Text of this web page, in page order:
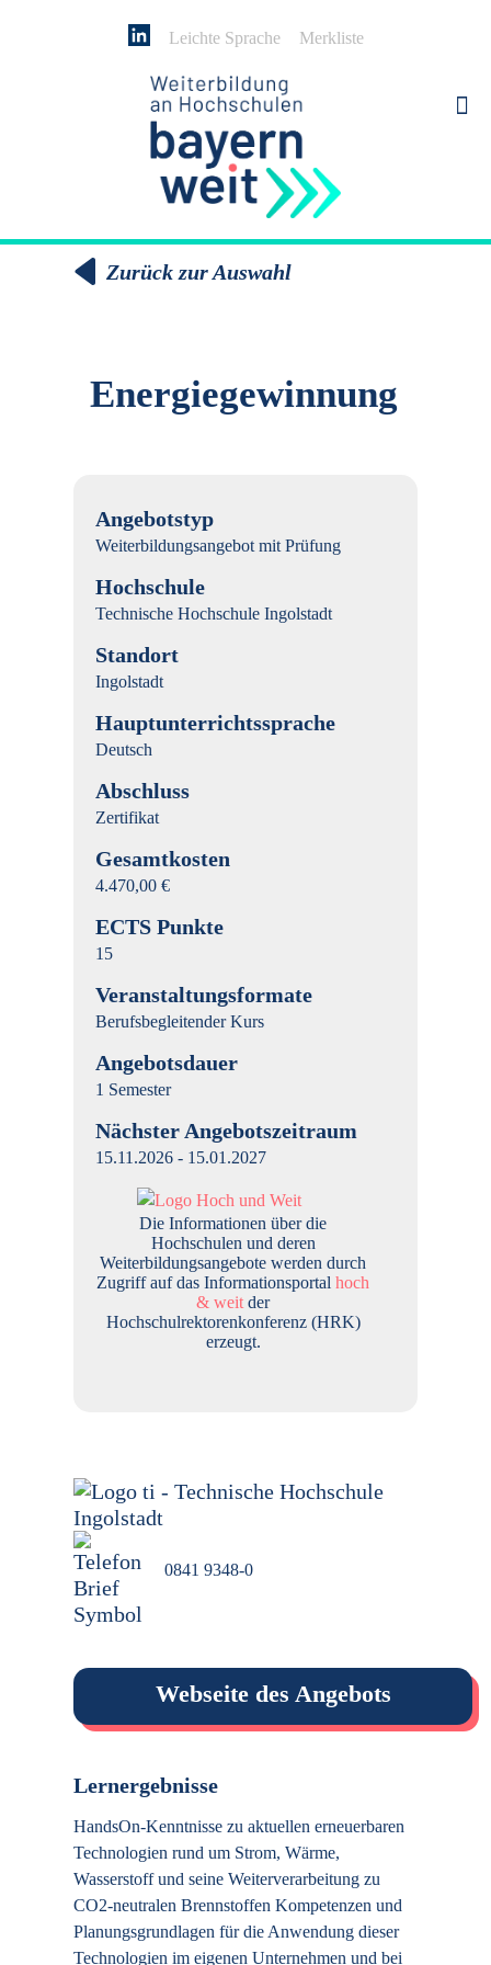
Leichte Sprache Merkliste
Zurück zur Auswahl
Energiegewinnung
Angebotstyp
Weiterbildungsangebot mit Prüfung
Hochschule
Technische Hochschule Ingolstadt
Standort
Ingolstadt
Hauptunterrichtssprache
Deutsch
Abschluss
Zertifikat
Gesamtkosten
4.470,00 €
ECTS Punkte
15
Veranstaltungsformate
Berufsbegleitender Kurs
Angebotsdauer
1 Semester
Nächster Angebotszeitraum
15.11.2026 - 15.01.2027
Die Informationen über die
Hochschulen und deren
Weiterbildungsangebote werden durch
Zugriff auf das Informationsportalhoch
& weit der
Hochschulrektorenkonferenz (HRK)
erzeugt.
0841 9348-0
Webseite des Angebots
Lernergebnisse
HandsOn-Kenntnisse zu aktuellen erneuerbaren
Technologien rund um Strom, Wärme,
Wasserstoff und seine Weiterverarbeitung zu
CO2-neutralen Brennstoffen Kompetenzen und
Planungsgrundlagen für die Anwendung dieser
Technologien im eigenen Unternehmen und bei